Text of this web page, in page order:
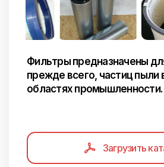
Фильтры предназначены
прежде всего, частиц пыли
областях промышленности.
Загрузить